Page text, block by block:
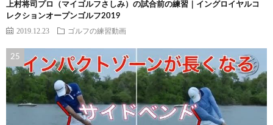
上村将司プロ（マイゴルフさしみ）の試合前の練習｜イングロイヤルコ
レクションオープンゴルフ2019
2019.12.23 ゴルフの練習動画